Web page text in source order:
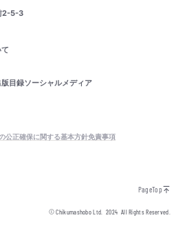
2-5-3
目録ソーシャルメディア
公正確保に関する基本方針免責事項
PageTop
© Chikumashobo Ltd.2024 All Rights Reserved.